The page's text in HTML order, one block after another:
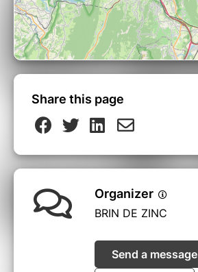
Share this page
Organizer
BRIN DE ZINC
Send a message